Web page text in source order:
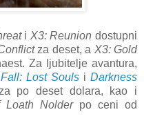
i X3: Reunion dostupni
za deset, a X3: Gold
Za ljubitelje avantura,
Lost Souls i Darkness
po deset dolara, kao i
Loath Nolderpo ceni od